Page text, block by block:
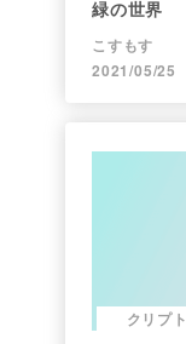
緑の世界
こすもす
2021/05/25
クリプト